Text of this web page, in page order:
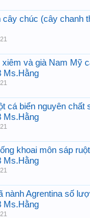
cây chúc (cây chanh
xiêm và già Nam Mỹ
Ms.Hằng
cá biển nguyên chất
Ms.Hằng
khoai môn sáp
Ms.Hằng
nành Agrentina số
Ms.Hằng